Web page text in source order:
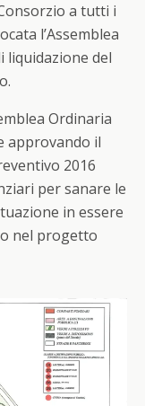
a tutti i
l’Assemblea
liquidazione del
Ordinaria
approvando il
2016
per sanare le
in essere
nel progetto